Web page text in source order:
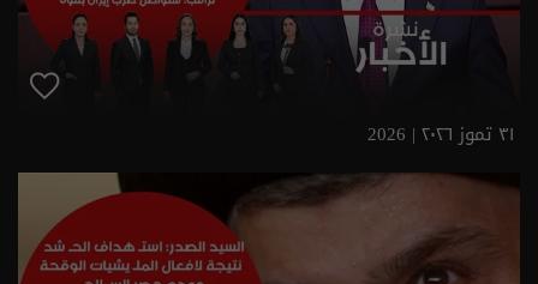
٣١ تموز ٢٠٢٦ | 2026